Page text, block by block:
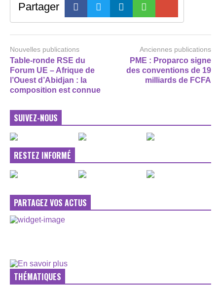
Partager
Nouvelles publications
Table-ronde RSE du
Forum UE – Afrique de
l’Ouest d’Abidjan : la
composition est connue
Anciennes publications
PME : Proparco signe
des conventions de 19
milliards de FCFA
SUIVEZ-NOUS
RESTEZ INFORMÉ
PARTAGEZ VOS ACTUS
THÉMATIQUES